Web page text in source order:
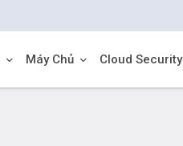
Máy Chủ Cloud Security